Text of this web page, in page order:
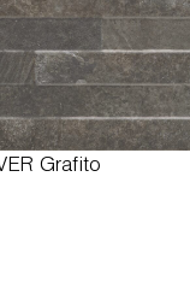
Grafito